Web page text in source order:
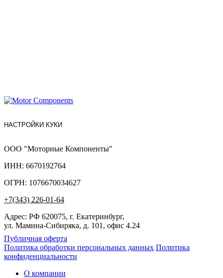
НАСТРОЙКИ КУКИ
ООО "Моторные Компоненты"
ИНН: 6670192764
ОГРН: 1076670034627
+7(343) 226-01-64
Адрес: РФ 620075, г. Екатеринбург,
ул. Мамина-Сибиряка, д. 101, офис 4.24
Публичная оферта
Политика обработки персональных данных Политика
конфиденциальности
О компании